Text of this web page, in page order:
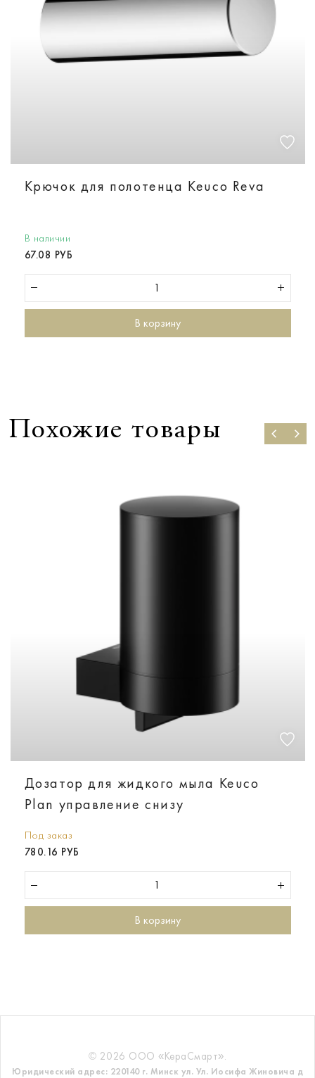
Крючок для полотенца Keuco Reva
В наличии
67.08 РУБ
В корзину
Похожие товары
Дозатор для жидкого мыла Keuco
Plan управление снизу
Под заказ
780.16 РУБ
В корзину
© 2026 ООО «КераСмарт».
Юридический адрес: 220140 г. Минск ул. Ул. Иосифа Жиновича д